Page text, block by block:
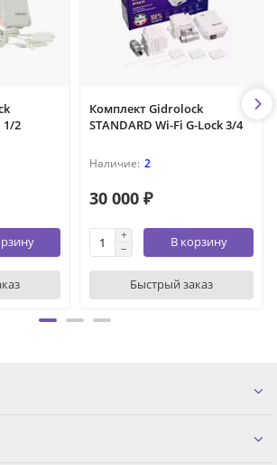
1/2
Комплект Gidrolock
STANDARD Wi-Fi G-Lock 3/4
2
30 000 ₽
В корзину
Быстрый заказ